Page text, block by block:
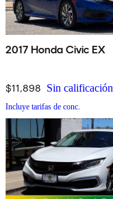
2017 Honda Civic EX
$11,898 Sin calificación
Incluye tarifas de conc.